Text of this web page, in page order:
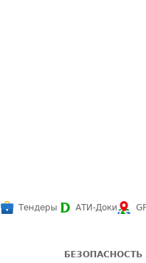
Тендеры АТИ-Доки
БЕЗОПАСНОСТЬ